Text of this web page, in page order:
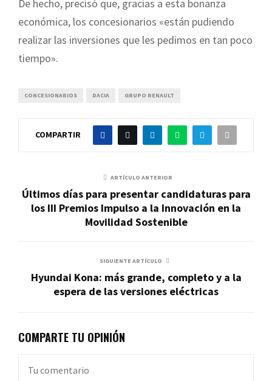
De hecho, precisó que, gracias a esta bonanza
económica, los concesionarios «están pudiendo
realizar las inversiones que les pedimos en tan poco
tiempo».
CONCESIONARIOS DACIA GRUPO RENAULT
COMPARTIR
ARTÍCULO ANTERIOR
Últimos días para presentar candidaturas para
los III Premios Impulso a la Innovación en la
Movilidad Sostenible
SIGUIENTE ARTÍCULO
Hyundai Kona: más grande, completo y a la
espera de las versiones eléctricas
COMPARTE TU OPINIÓN